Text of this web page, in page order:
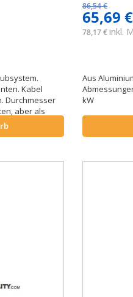
Kabel
Durchmesser
aber als
86,54 €
65,69 €
78,17 € inkl.
Aus
kW